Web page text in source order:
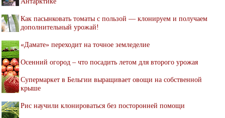
Как пасынковать томаты с пользой — клонируем и получаем
дополнительный урожай!
«Дамате» переходит на точное земледелие
Осенний огород – что посадить летом для второго урожая
Супермаркет в Бельгии выращивает овощи на собственной
крыше
Рис научили клонироваться без посторонней помощи